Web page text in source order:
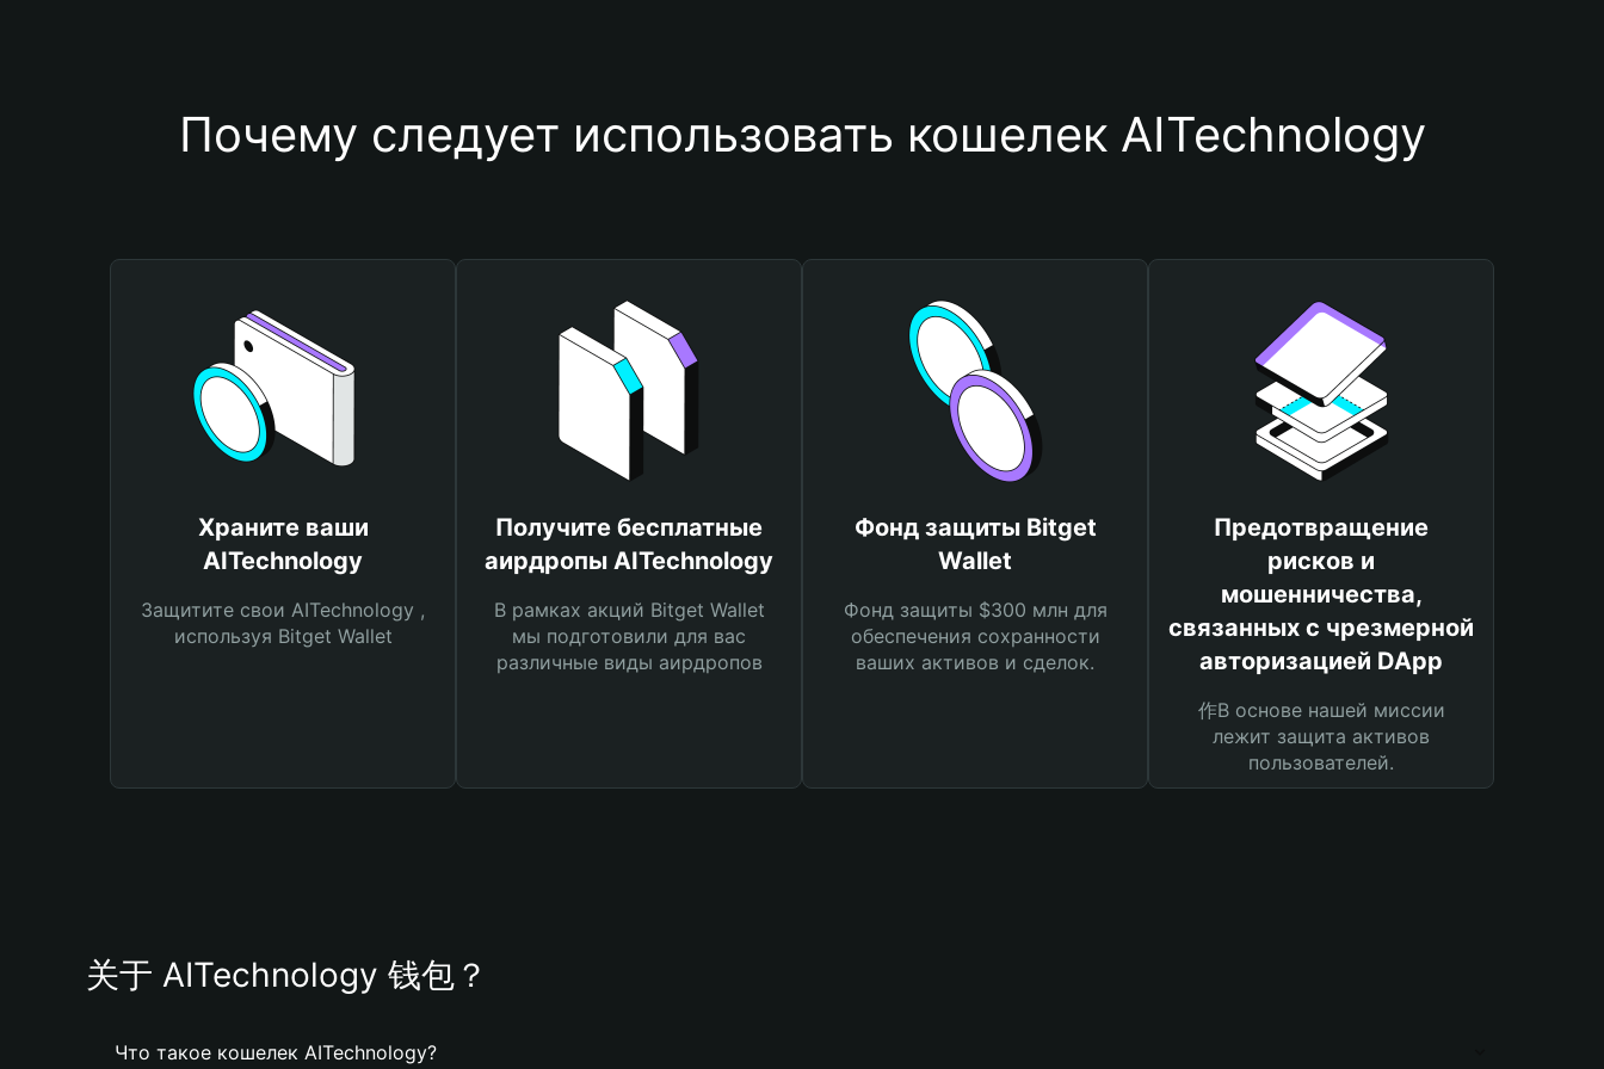
Почему следует использовать кошелек AITechnology
Храните ваши
AITechnology
Защитите свои AITechnology ,
используя Bitget Wallet
Получите бесплатные
аирдропы AITechnology
В рамках акций Bitget Wallet
мы подготовили для вас
различные виды аирдропов
Фонд защиты Bitget
Wallet
Фонд защиты $300 млн для
обеспечения сохранности
ваших активов и сделок.
Предотвращение
рисков и
мошенничества,
связанных с чрезмерной
авторизацией DApp
作В основе нашей миссии
лежит защита активов
пользователей.
关于 AITechnology 钱包？
Что такое кошелек AITechnology?